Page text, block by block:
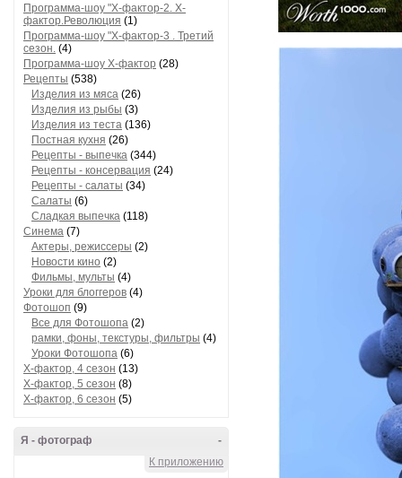
Программа-шоу "Х-фактор-2. Х-
фактор.Революция (1)
Программа-шоу "Х-фактор-3 . Третий
сезон. (4)
Программа-шоу Х-фактор (28)
Рецепты (538)
Изделия из мяса (26)
Изделия из рыбы (3)
Изделия из теста (136)
Постная кухня (26)
Рецепты - выпечка (344)
Рецепты - консервация (24)
Рецепты - салаты (34)
Салаты (6)
Сладкая выпечка (118)
Синема (7)
Актеры, режиссеры (2)
Новости кино (2)
Фильмы, мульты (4)
Уроки для блоггеров (4)
Фотошоп (9)
Все для Фотошопа (2)
рамки, фоны, текстуры, фильтры (4)
Уроки Фотошопа (6)
Х-фактор, 4 сезон (13)
Х-фактор, 5 сезон (8)
Х-фактор, 6 сезон (5)
-
Я - фотограф
К приложению